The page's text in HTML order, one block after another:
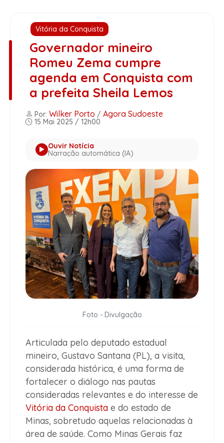
Vitória da Conquista
Governador mineiro
Romeu Zema cumpre
agenda em Conquista com
a prefeita Sheila Lemos
Por: Wilker Porto / Agora Sudoeste
15 Mai 2025 / 12h00
Ouvir Notícia
Narração automática (IA)
Foto - Divulgação
Articulada pelo deputado estadual
mineiro, Gustavo Santana (PL), a visita,
considerada histórica, é uma forma de
fortalecer o diálogo nas pautas
consideradas relevantes e do interesse de
Vitória da Conquista e do estado de
Minas, sobretudo aquelas relacionadas à
área de saúde. Como Minas Gerais faz